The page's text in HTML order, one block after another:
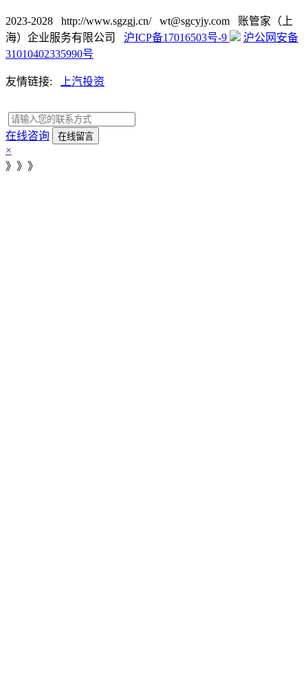
2023-2028 http://www.sgzgj.cn/ wt@sgcyjy.com 账管家（上
海）企业服务有限公司 沪ICP备17016503号-9
沪公网安备
31010402335990号
友情链接: 上汽投资
在线咨询
×
》》》